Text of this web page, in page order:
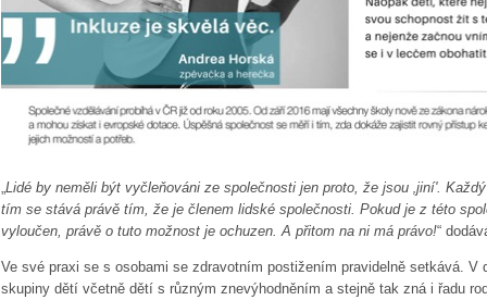
„Lidé by neměli být vyčleňováni ze společnosti jen proto, že jsou ‚jiní'.
tím se stává právě tím, že je členem lidské společnosti. Pokud je z této
vyloučen, právě o tuto možnost je ochuzen. A přitom na ni má právo!“
Ve své praxi se s osobami se zdravotním postižením pravidelně setkává. V
skupiny dětí včetně dětí s různým znevýhodněním a stejně tak zná i řadu